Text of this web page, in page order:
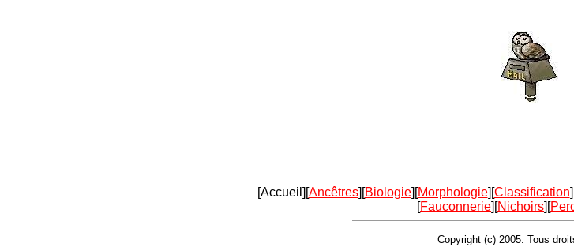
[Accueil][Ancêtres][Biologie][Morphologie][Classification
[Fauconnerie][Nichoirs][
Copyright (c) 2005. Tous